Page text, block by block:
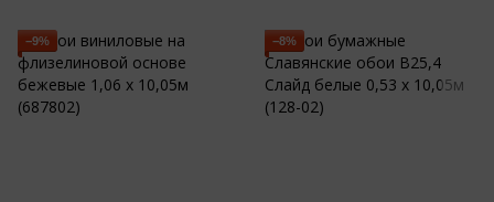
−9% −8%